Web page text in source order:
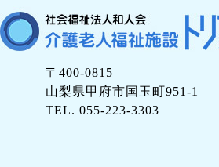
〒400-0815
山梨県甲府市国玉町951-1
TEL. 055-223-3303